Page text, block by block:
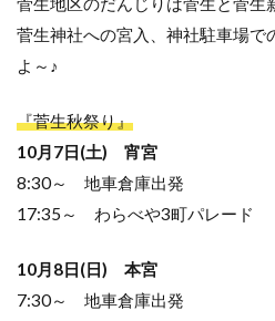
菅生神社への宮入、神社駐車場で
よ～♪
『菅生秋祭り』
10月7日(土) 宵宮
8:30～ 地車倉庫出発
17:35～ わらべや3町パレード
10月8日(日) 本宮
7:30～ 地車倉庫出発